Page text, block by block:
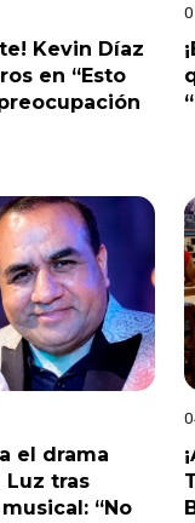
Kevin Díaz
en “Esto
el drama
Luz tras
“No